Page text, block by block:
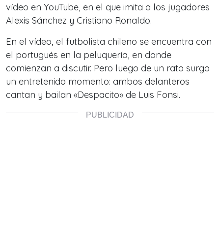
vídeo en YouTube, en el que imita a los jugadores
Alexis Sánchez y Cristiano Ronaldo.
En el vídeo, el futbolista chileno se encuentra con
el portugués en la peluquería, en donde
comienzan a discutir. Pero luego de un rato surgo
un entretenido momento: ambos delanteros
cantan y bailan «Despacito» de Luis Fonsi.